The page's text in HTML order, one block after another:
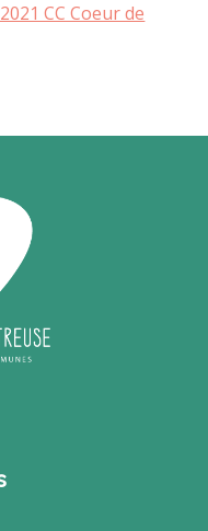
CC Coeur de